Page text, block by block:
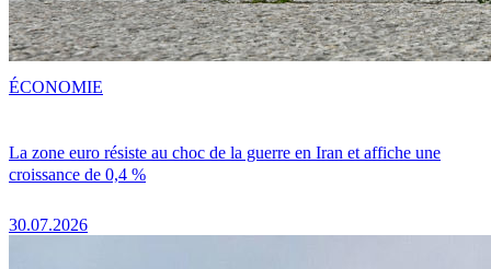
La zone euro résiste au choc de la guerre en Iran et affiche une
croissance de 0,4 %
30.07.2026
ÉCONOMIE